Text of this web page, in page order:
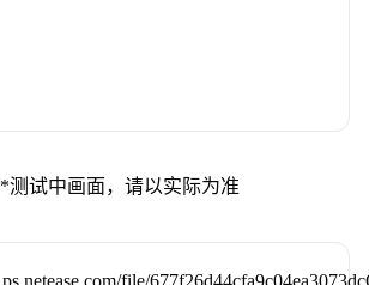
*测试中画面，请以实际为准